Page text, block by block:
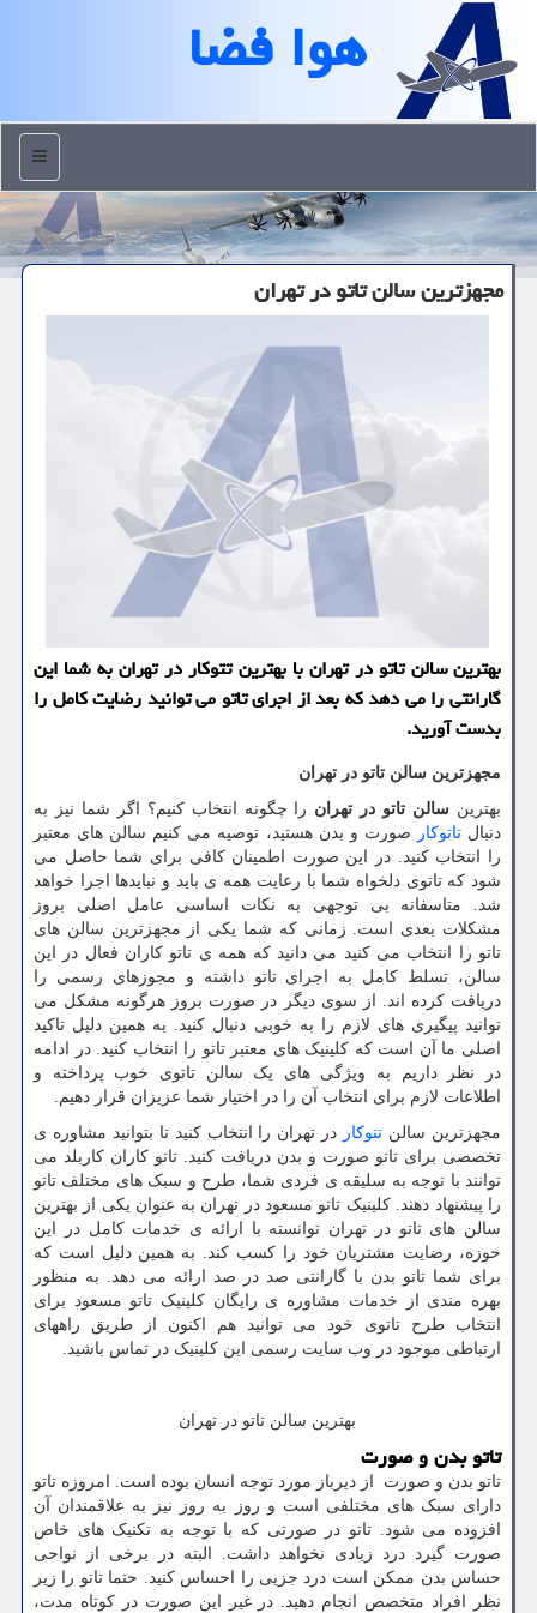
هوا فضا
منو
مجهزترین سالن تاتو در تهران
بهترین سالن تاتو در تهران با بهترین تتوکار در تهران به شما این
گارانتی را می دهد که بعد از اجرای تاتو می توانید رضایت کامل را
بدست آورید.
مجهزترین سالن تاتو در تهران
بهترین سالن تاتو در تهران را چگونه انتخاب کنیم؟ اگر شما نیز به
دنبالتاتوکار
صورت و بدن هستید، توصیه می کنیم سالن های معتبر
را انتخاب کنید. در این صورت اطمینان کافی برای شما حاصل می
شود که تاتوی دلخواه شما با رعایت همه ی باید و نبایدها اجرا خواهد
شد. متاسفانه بی توجهی به نکات اساسی عامل اصلی بروز
مشکلات بعدی است. زمانی که شما یکی از مجهزترین سالن های
تاتو را انتخاب می کنید می دانید که همه ی تاتو کاران فعال در این
سالن، تسلط کامل به اجرای تاتو داشته و مجوزهای رسمی را
دریافت کرده اند. از سوی دیگر در صورت بروز هرگونه مشکل می
توانید پیگیری های لازم را به خوبی دنبال کنید. به همین دلیل تاکید
اصلی ما آن است که کلینیک های معتبر تاتو را انتخاب کنید. در ادامه
در نظر داریم به ویژگی های یک سالن تاتوی خوب پرداخته و
اطلاعات لازم برای انتخاب آن را در اختیار شما عزیزان قرار دهیم.
مجهزترین سالن تتوکار در تهران را انتخاب کنید تا بتوانید مشاوره ی
تخصصی برای تاتو صورت و بدن دریافت کنید. تاتو کاران کاربلد می
توانند با توجه به سلیقه ی فردی شما، طرح و سبک های مختلف تاتو
را پیشنهاد دهند. کلینیک تاتو مسعود در تهران به عنوان یکی از بهترین
سالن های تاتو در تهران توانسته با ارائه ی خدمات کامل در این
حوزه، رضایت مشتریان خود را کسب کند. به همین دلیل است که
برای شما تاتو بدن با گارانتی صد در صد ارائه می دهد. به منظور
بهره مندی از خدمات مشاوره ی رایگان کلینیک تاتو مسعود برای
انتخاب طرح تاتوی خود می توانید هم اکنون از طریق راههای
ارتباطی موجود در وب سایت رسمی این کلینیک در تماس باشید.
بهترین سالن تاتو در تهران
تاتو بدن و صورت
تاتو بدن و صورت از دیرباز مورد توجه انسان بوده است. امروزه تاتو
دارای سبک های مختلفی است و روز به روز نیز به علاقمندان آن
افزوده می شود. تاتو در صورتی که با توجه به تکنیک های خاص
صورت گیرد درد زیادی نخواهد داشت. البته در برخی از نواحی
حساس بدن ممکن است درد جزیی را احساس کنید. حتما تاتو را زیر
نظر افراد متخصص انجام دهید. در غیر این صورت در کوتاه مدت،